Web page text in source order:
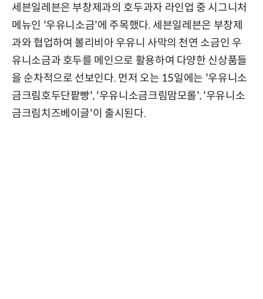
세븐일레븐은 부창제과의 호두과자 라인업 중 시그니처
메뉴인 '우유니소금'에 주목했다. 세븐일레븐은 부창제
과와 협업하여 볼리비아 우유니 사막의 천연 소금인 우
유니소금과 호두를 메인으로 활용하여 다양한 신상품들
을 순차적으로 선보인다. 먼저 오는 15일에는 '우유니소
금크림호두단팥빵', '우유니소금크림맘모롤', '우유니소
금크림치즈베이글'이 출시된다.